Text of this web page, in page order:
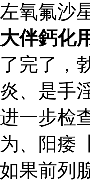
左氧氟沙
大伴鈣化
了完了，
炎、是手
进一步检
为、阳痿
如果前列